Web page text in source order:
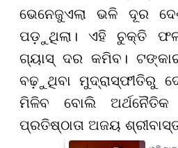
ଭେନେଜୁଏଲା ଭଳି ଦୂର
ପଡ଼ୁଥିଲା। ଏହି ଚୁକ୍ତି
ଗ୍ୟାସ୍ ଦର କମିବ।
ବଢ଼ୁଥିବା ମୁଦ୍ରାସ୍ଫୀତିରୁ
ମିଳିବ ବୋଲି ଅର୍ଥନୈତିକ
ପ୍ରତିଷ୍ଠାତା ଅଜୟ